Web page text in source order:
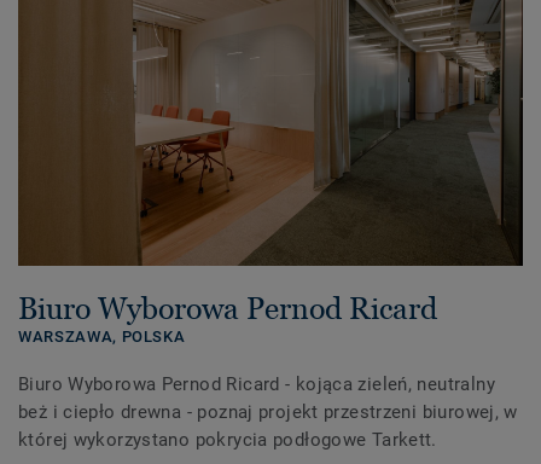
Biuro Wyborowa Pernod Ricard
WARSZAWA, POLSKA
Biuro Wyborowa Pernod Ricard - kojąca zieleń, neutralny
beż i ciepło drewna - poznaj projekt przestrzeni biurowej, w
której wykorzystano pokrycia podłogowe Tarkett.